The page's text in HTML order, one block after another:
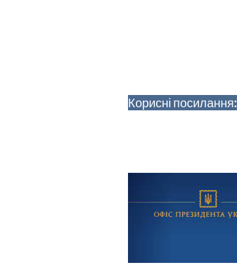
Корисні посилання: